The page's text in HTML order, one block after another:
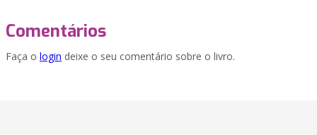
Comentários
Faça o login deixe o seu comentário sobre o livro.